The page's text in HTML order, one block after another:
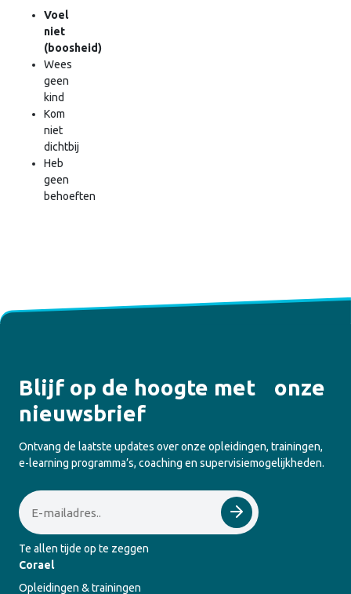
Voel
niet
(boosheid)
Wees
geen
kind
Kom
niet
dichtbij
Heb
geen
behoeften
Blijf op de hoogte met onze
nieuwsbrief
Ontvang de laatste updates over onze opleidingen, trainingen,
e-learning programma’s, coaching en supervisiemogelijkheden.
Email
Te allen tijde op te zeggen
Corael
Opleidingen & trainingen